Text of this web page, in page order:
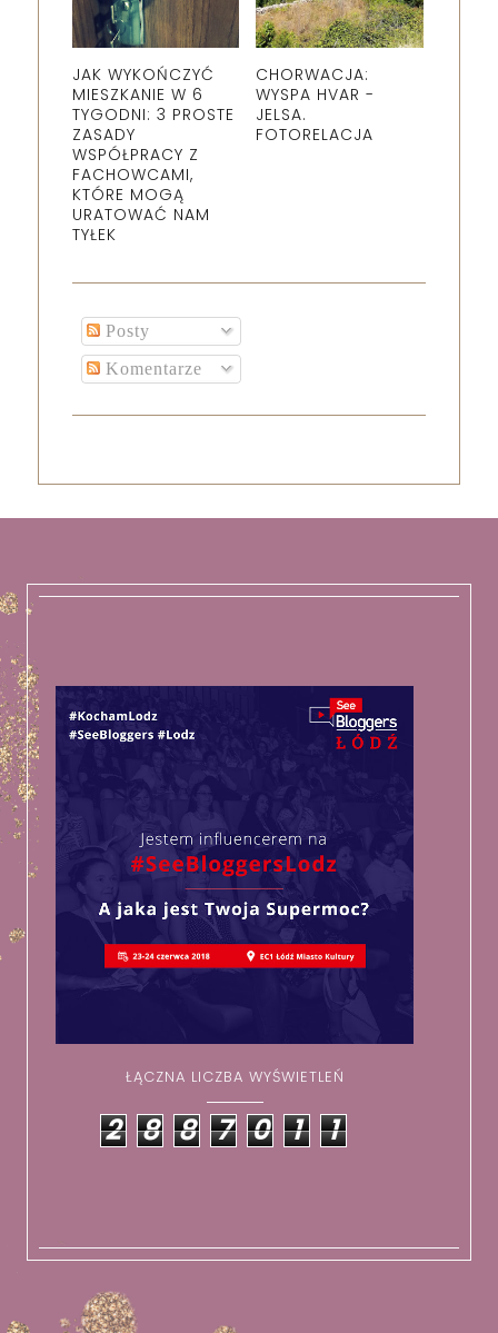
JAK WYKOŃCZYĆ
MIESZKANIE W 6
TYGODNI: 3 PROSTE
ZASADY
WSPÓŁPRACY Z
FACHOWCAMI,
KTÓRE MOGĄ
URATOWAĆ NAM
TYŁEK
CHORWACJA:
WYSPA HVAR -
JELSA.
FOTORELACJA
Posty
Komentarze
ŁĄCZNA LICZBA WYŚWIETLEŃ
2 8 8 7 0 1 1